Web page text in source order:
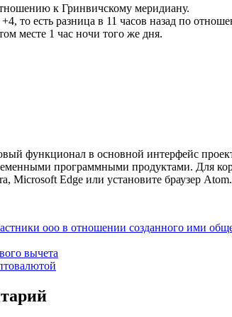
к Гринвичскому меридиану.
то есть разница в 11 часов назад по
месте 1 час ночи того же дня.
функционал в основной интерфейс
программными продуктами. Для
Microsoft Edge или установите браузер Atom.
ооо в отношении созданного ими
вычета